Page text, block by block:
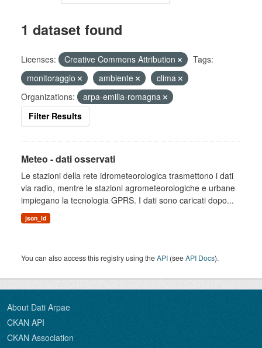
1 dataset found
Licenses: Creative Commons Attribution
Tags:
monitoraggio
ambiente
clima
Organizations:
arpa-emilia-romagna
Filter Results
Meteo - dati osservati
Le stazioni della rete idrometeorologica trasmettono i dati
via radio, mentre le stazioni agrometeorologiche e urbane
impiegano la tecnologia GPRS. I dati sono caricati dopo...
json_ld
You can also access this registry using theAPI (seeAPI Docs).
About Dati Arpae
CKAN API
CKAN Association